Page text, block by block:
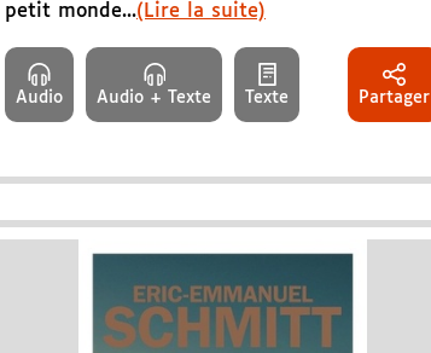
petit monde...(Lire la suite)
Audio Audio + Texte Texte Partager